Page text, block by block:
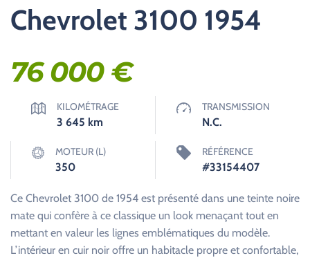
Chevrolet 3100 1954
76 000€
KILOMÉTRAGE
3 645 km
TRANSMISSION
N.C.
MOTEUR (L)
350
RÉFÉRENCE
#33154407
Ce Chevrolet 3100 de 1954 est présenté dans une teinte noire
mate qui confère à ce classique un look menaçant tout en
mettant en valeur les lignes emblématiques du modèle.
L’intérieur en cuir noir offre un habitacle propre et confortable,